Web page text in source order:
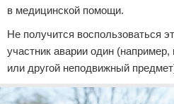
в медицинской помощи.
Не получится воспользоваться
участник аварии один
или другой неподвижный